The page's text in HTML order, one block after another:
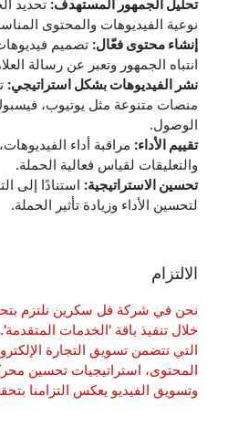
تحليل الجمهور المستهدف: تحديد
نوعية الفيديوهات والمحتوى
إنشاء محتوى فعّال: تصميم
انتباه الجمهور وتعبر عن رسالة
نشر الفيديوهات بشكل استراتيجي:
منصات متنوعة مثل يوتيوب،
الوصول.
تقييم الأداء: مراقبة أداء
والتعليقات لقياس فعالية الحملة.
تحسين الاستراتيجية: استنادًا إلى
لتحسين الأداء وزيادة تأثير الحملة.
الالتزام
نحن في شركة فل سكرين نلتزم
خلال تنفيذ باقة 'الخدمات
التي تتضمن تسويق التجارة
المحتوى، استراتيجيات تحسين
وتسويق الفيديو يعكس التزامنا